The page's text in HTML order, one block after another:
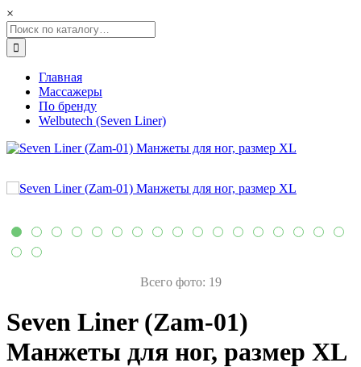
×
Главная
Массажеры
По бренду
Welbutech (Seven Liner)
Всего фото: 19
Seven Liner (Zam-01)
Манжеты для ног, размер XL